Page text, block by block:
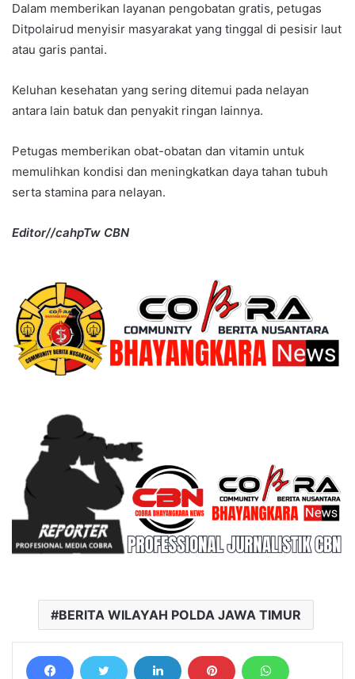
Dalam memberikan layanan pengobatan gratis, petugas
Ditpolairud menyisir masyarakat yang tinggal di pesisir laut
atau garis pantai.
Keluhan kesehatan yang sering ditemui pada nelayan
antara lain batuk dan penyakit ringan lainnya.
Petugas memberikan obat-obatan dan vitamin untuk
memulihkan kondisi dan meningkatkan daya tahan tubuh
serta stamina para nelayan.
Editor//cahpTw CBN
BERITA WILAYAH POLDA JAWA TIMUR